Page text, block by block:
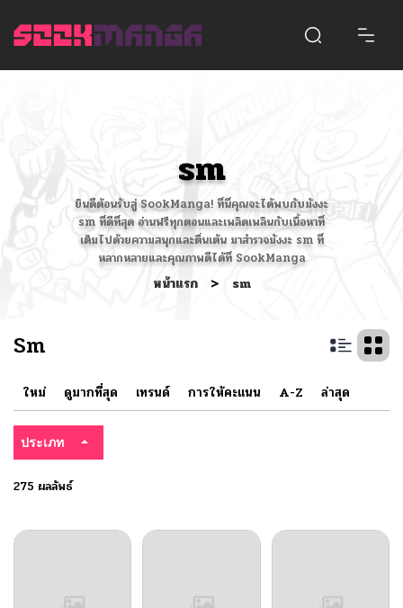
sm
ยินดีต้อนรับสู่ SookManga! ที่นี่คุณจะได้พบกับมังงะ
sm ที่ดีที่สุด อ่านฟรีทุกตอนและเพลิดเพลินกับเนื้อหาที่
เต็มไปด้วยความสนุกและตื่นเต้น มาสำรวจมังงะ sm ที่
หลากหลายและคุณภาพดีได้ที่ SookManga
หน้าแรก > sm
Sm
ใหม่ ดูมากที่สุด เทรนด์ การให้คะแนน A-Z ล่าสุด
ประเภท
275 ผลลัพธ์